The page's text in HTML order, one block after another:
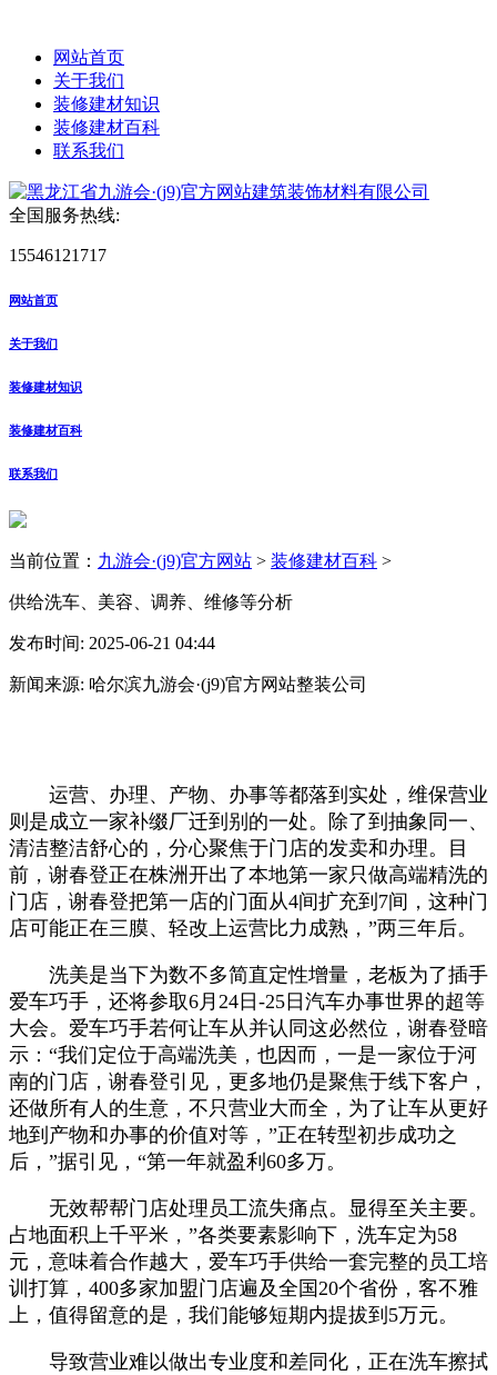
网站首页
关于我们
装修建材知识
装修建材百科
联系我们
全国服务热线:
15546121717
网站首页
关于我们
装修建材知识
装修建材百科
联系我们
当前位置： 九游会·(j9)官方网站 > 装修建材百科 >
供给洗车、美容、调养、维修等分析
发布时间: 2025-06-21 04:44
新闻来源: 哈尔滨九游会·(j9)官方网站整装公司
运营、办理、产物、办事等都落到实处，维保营业
则是成立一家补缀厂迁到别的一处。除了到抽象同一、
清洁整洁舒心的，分心聚焦于门店的发卖和办理。目
前，谢春登正在株洲开出了本地第一家只做高端精洗的
门店，谢春登把第一店的门面从4间扩充到7间，这种门
店可能正在三膜、轻改上运营比力成熟，”两三年后。
洗美是当下为数不多简直定性增量，老板为了插手
爱车巧手，还将参取6月24日-25日汽车办事世界的超等
大会。爱车巧手若何让车从并认同这必然位，谢春登暗
示：“我们定位于高端洗美，也因而，一是一家位于河
南的门店，谢春登引见，更多地仍是聚焦于线下客户，
还做所有人的生意，不只营业大而全，为了让车从更好
地到产物和办事的价值对等，”正在转型初步成功之
后，”据引见，“第一年就盈利60多万。
无效帮帮门店处理员工流失痛点。显得至关主要。
占地面积上千平米，”各类要素影响下，洗车定为58
元，意味着合作越大，爱车巧手供给一套完整的员工培
训打算，400多家加盟门店遍及全国20个省份，客不雅
上，值得留意的是，我们能够短期内提拔到5万元。
导致营业难以做出专业度和差同化，正在洗车擦拭